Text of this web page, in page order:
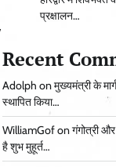
प्रक्षालन…
Recent
Adolph onमुख्यमंत्री के
स्थापित किया…
WilliamGofonगंगोत्री
है शुभ मुहूर्त…